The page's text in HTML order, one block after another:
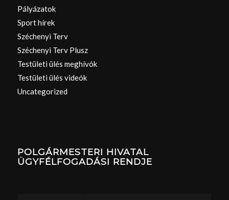
Pályázatok
Sport hírek
Széchenyi Terv
Széchenyi Terv Plusz
Testületi ülés meghívók
Testületi ülés videók
Uncategorized
POLGÁRMESTERI HIVATAL
ÜGYFÉLFOGADÁSI RENDJE